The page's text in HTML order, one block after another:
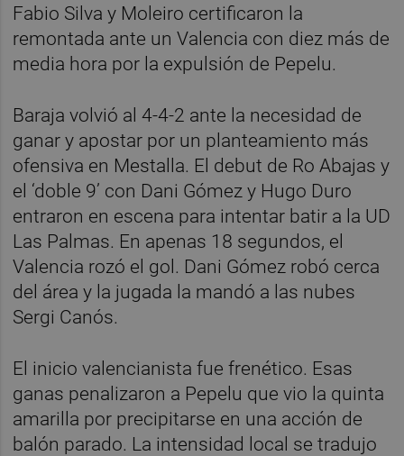
Fabio Silva y Moleiro certificaron la
remontada ante un Valencia con diez más de
media hora por la expulsión de Pepelu.
Baraja volvió al 4-4-2 ante la necesidad de
ganar y apostar por un planteamiento más
ofensiva en Mestalla. El debut de Ro Abajas y
el ‘doble 9’ con Dani Gómez y Hugo Duro
entraron en escena para intentar batir a la UD
Las Palmas. En apenas 18 segundos, el
Valencia rozó el gol. Dani Gómez robó cerca
del área y la jugada la mandó a las nubes
Sergi Canós.
El inicio valencianista fue frenético. Esas
ganas penalizaron a Pepelu que vio la quinta
amarilla por precipitarse en una acción de
balón parado. La intensidad local se tradujo